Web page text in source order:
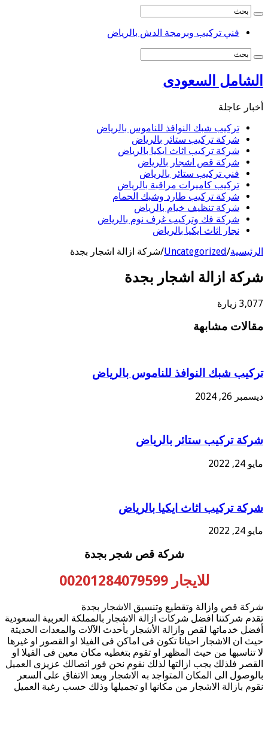
فني تركيب وبرمجة الدش بالرياض
الشامل السعودى
أخبار عاجلة
تركيب شبك النوافذ للناموس بالرياض
شركة تركيب ستائر بالرياض
شركة تركيب اثاث ايكيا بالرياض
شركة قص اشجار بالرياض
فني تركيب ستائر بالرياض
تركيب كاميرات مراقبة بالرياض
شركة تركيب طارد وشبك الحمام
شركة تنظيف خيام بالرياض
شركة فك وتركيب غرف نوم بالرياض
نجار اثاث ايكيا بالرياض
الرئيسية/
Uncategorized
/شركة ازالة اشجار بجدة
شركة ازالة اشجار بجدة
3,077 زيارة
مقالات مشابهة
تركيب شبك النوافذ للناموس بالرياض
ديسمبر 26, 2024
شركة تركيب ستائر بالرياض
مايو 24, 2022
شركة تركيب اثاث ايكيا بالرياض
مايو 24, 2022
شركة قص شجر بجدة
للايجار 00201284079599
شركة قص وازالة وتقطيع وتنسيق الاشجار بجدة
تقدم شركتنا افضل شركات ازالة الاشجار بالمملكة العربية السعودية
أفضل خدماتها لقص وازالة الأشجار بأحدث الآلات والمعدات الحديثة
حيث ان الاشجار احيانا تكون فى اماكن فى الفيلا او القصور او غيرها
لا تناسبها من حيث المظهر او تقوم بتغطيه مكان معين فى الفيلا او
القصر فلذلك يجب ازالتها لذلك نقوم نحن فور اتصالك عزيزى العميل
بالوصول الى المكان المتواجد به الاشجار وبعد الاتفاق على السعر
نقوم بازالة الاشجار من مكانها او تجميلها وذلك حسب رغبة العميل